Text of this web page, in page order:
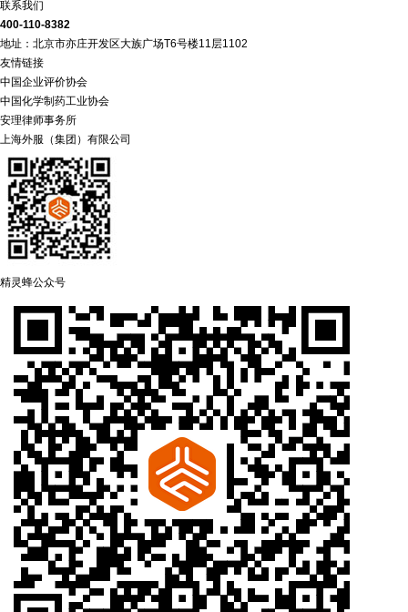
联系我们
400-110-8382
地址：北京市亦庄开发区大族广场T6号楼11层1102
友情链接
中国企业评价协会
中国化学制药工业协会
安理律师事务所
上海外服（集团）有限公司
精灵蜂公众号